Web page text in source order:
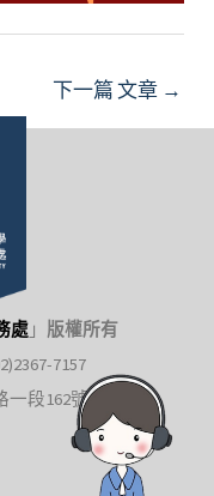
下一篇 文章 →
處 」 版權所有
7157
一段162號